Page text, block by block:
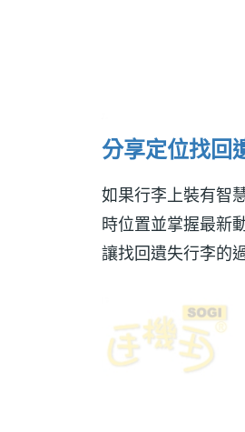
分享定位找回
如果行李上裝有智
時位置並掌握最新
讓找回遺失行李的